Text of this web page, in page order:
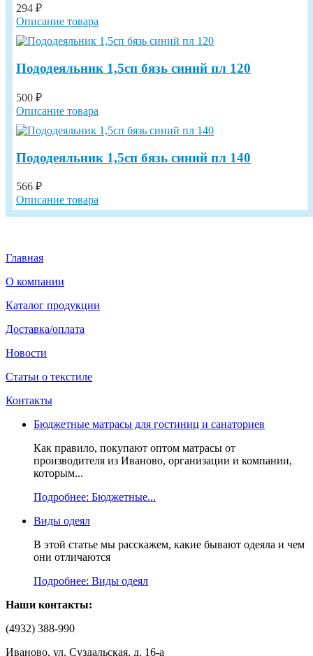
294 ₽
Описание товара
Пододеяльник 1,5сп бязь синий пл 120
500 ₽
Описание товара
Пододеяльник 1,5сп бязь синий пл 140
566 ₽
Описание товара
Главная
О компании
Каталог продукции
Доставка/оплата
Новости
Статьи о текстиле
Контакты
Бюджетные матрасы для гостиниц и санаториев
Как правило, покупают оптом матрасы от
производителя из Иваново, организации и компании,
которым...
Подробнее: Бюджетные...
Виды одеял
В этой статье мы расскажем, какие бывают одеяла и чем
они отличаются
Подробнее: Виды одеял
Наши контакты:
(4932) 388-990
Иваново, ул. Суздальская, д. 16-а